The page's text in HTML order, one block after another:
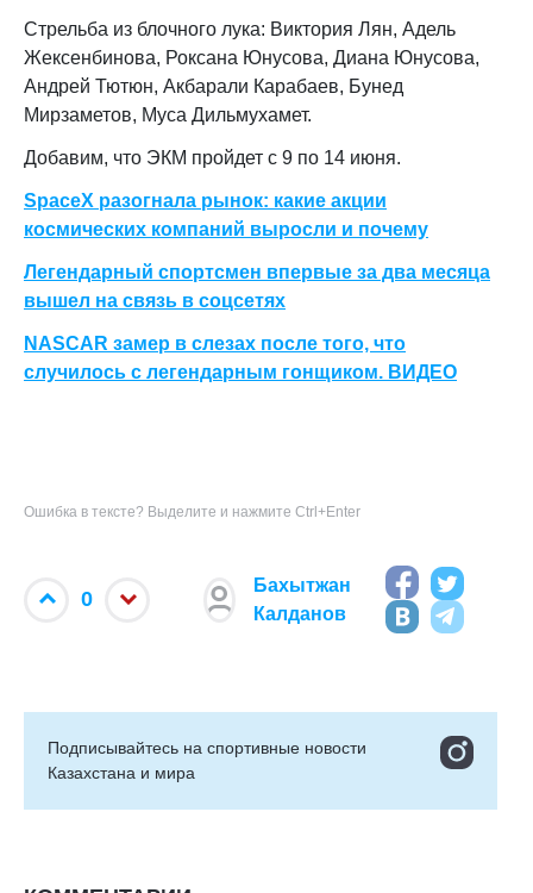
Стрельба из блочного лука: Виктория Лян, Адель
Жексенбинова, Роксана Юнусова, Диана Юнусова,
Андрей Тютюн, Акбарали Карабаев, Бунед
Мирзаметов, Муса Дильмухамет.
Добавим, что ЭКМ пройдет с 9 по 14 июня.
SpaceX разогнала рынок: какие акции
космических компаний выросли и почему
Легендарный спортсмен впервые за два месяца
вышел на связь в соцсетях
NASCAR замер в слезах после того, что
случилось с легендарным гонщиком. ВИДЕО
Ошибка в тексте? Выделите и нажмите Ctrl+Enter
0
Бахытжан
Калданов
Подписывайтесь на cпортивные новости
Казахстана и мира